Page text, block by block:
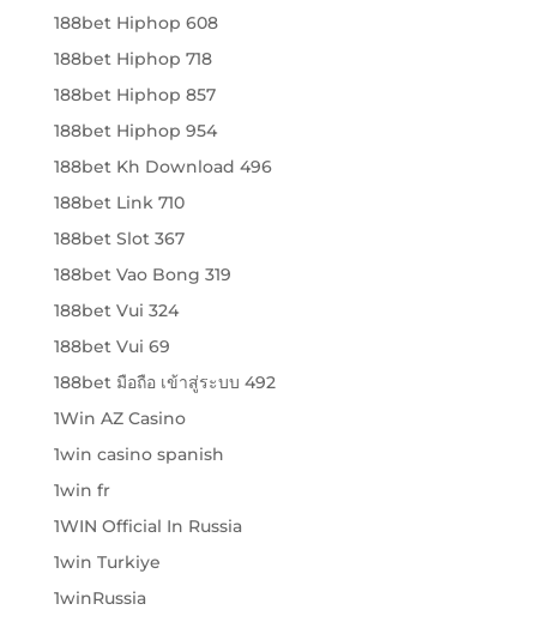
188bet Hiphop 608
188bet Hiphop 718
188bet Hiphop 857
188bet Hiphop 954
188bet Kh Download 496
188bet Link 710
188bet Slot 367
188bet Vao Bong 319
188bet Vui 324
188bet Vui 69
188bet มือถือ เข้าสู่ระบบ 492
1Win AZ Casino
1win casino spanish
1win fr
1WIN Official In Russia
1win Turkiye
1winRussia